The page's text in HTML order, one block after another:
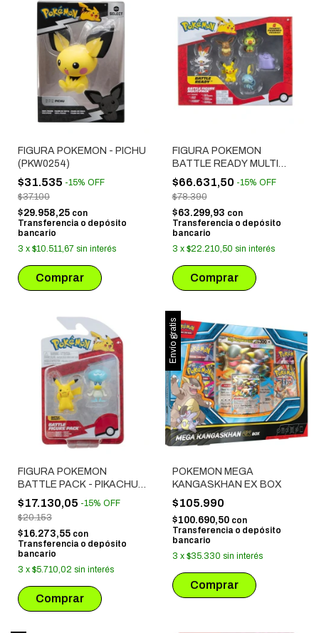
FIGURA POKEMON - PICHU
(PKW0254)
$31.535 -15% OFF
$37.100
$29.958,25 con
Transferencia o depósito
bancario
3 x $10.511,67 sin interés
FIGURA POKEMON
BATTLE READY MULTI
PACK - PIKACHU + EEVEE
+ SCORBUNNY + DITTO +
SOBBLE + GROOKEY
$66.631,50 -15% OFF
$78.390
$63.299,93 con
Transferencia o depósito
bancario
3 x $22.210,50 sin interés
FIGURA POKEMON
BATTLE PACK - PIKACHU +
QUAXLY (3355)
$17.130,05 -15% OFF
$20.153
$16.273,55 con
Transferencia o depósito
bancario
3 x $5.710,02 sin interés
Envío gratis
POKEMON MEGA
KANGASKHAN EX BOX
$105.990
$100.690,50 con
Transferencia o depósito
bancario
3 x $35.330 sin interés